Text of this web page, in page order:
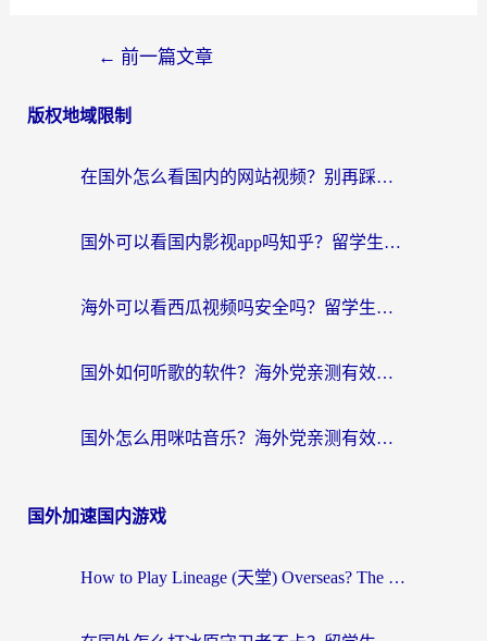
← 前一篇文章
版权地域限制
在国外怎么看国内的网站视频？别再踩坑！选对加速器秒回国内冲浪
国外可以看国内影视app吗知乎？留学生亲测有效的回国加速方案
海外可以看西瓜视频吗安全吗？留学生亲测：3步解决回国追剧难题，附靠谱加速器推荐
国外如何听歌的软件？海外党亲测有效的回国加速器指南
国外怎么用咪咕音乐？海外党亲测有效的听歌自由指南
国外加速国内游戏
How to Play Lineage (天堂) Overseas? The Ultimate Guide to Choosing the Best Chinese Server Game Accelerator (在国外打天堂加速器)